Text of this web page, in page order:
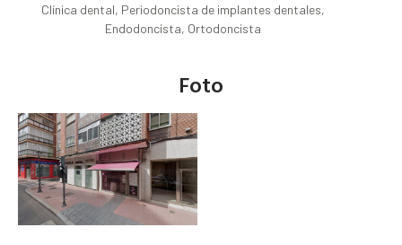
Clínica dental, Periodoncista de implantes dentales,
Endodoncista, Ortodoncista
Foto